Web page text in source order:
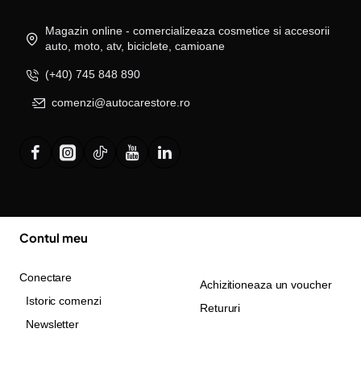
Magazin online - comercializeaza cosmetice si accesorii
auto, moto, atv, biciclete, camioane
(+40) 745 848 890
comenzi@autocarestore.ro
Contul meu
Conectare
Istoric comenzi
Newsletter
Achizitioneaza un voucher
Retururi